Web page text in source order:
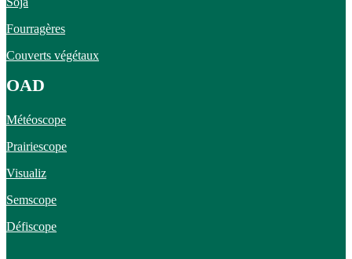
Fourragères
Couverts végétaux
OAD
Météoscope
Prairiescope
Visualiz
Semscope
Défiscope